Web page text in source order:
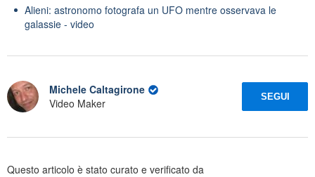
Alieni: astronomo fotografa un UFO mentre osservava le
galassie - video
Michele Caltagirone
Video Maker
SEGUI
Questo articolo è stato curato e verificato da